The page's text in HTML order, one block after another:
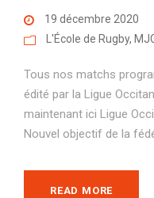
19 décembre 2020
L'École de Rugby,
Tous nos matchs
édité par la Ligue
maintenant ici Ligue
Nouvel objectif de la
READ MORE